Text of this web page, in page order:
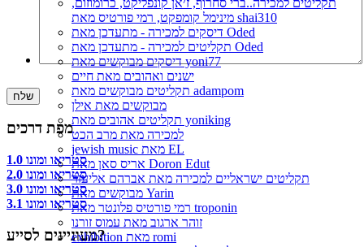
מינימל קומפקט, רמי פורטיס מאת shai310
דיסקים למכירה - מתעדכן מאת Oded
תקליטים למכירה - מתעדכן מאת Oded
דיסקים מבוקשים מאת yoni77
ישנים ואהובים מאת חיים
תקליטים מבוקשים מאת adampom
מבוקשים מאת אילן
תקליטים אהובים מאת yoniking
למכירה מאת מרב הכט
jewish music מאת EL
אריס סאן מאת Doron Edut
תקליטים ישראליים למכירה מאת אברהם אליעזר
מבוקשים מאת Yarin
רמי פורטיס פלונטר מאת troponin
זוהר ארגוב מאת עמוס זורנו
exhibition מאת romi
מפת דרכים
סטריאו ומונו 1.0
סטריאו ומונו 2.0
סטריאו ומונו 3.0
סטריאו ומונו 3.1
מעוניינים לסייע?